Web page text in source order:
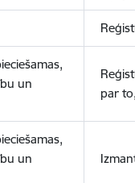
un
par
un